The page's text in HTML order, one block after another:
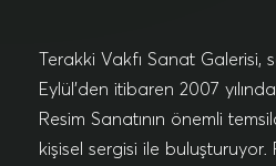
Terakki Vakfı Sanat Galerisi,
Eylül’den itibaren 2007
Resim Sanatının önemli
kişisel sergisi ile buluşturuyor.